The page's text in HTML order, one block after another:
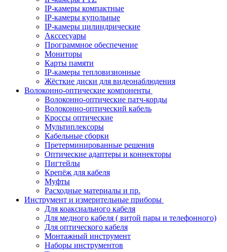
IP-камеры компактные
IP-камеры купольные
IP-камеры цилиндрические
Акссесуары
Программное обеспечение
Мониторы
Карты памяти
IP-камеры тепловизионные
Жёсткие диски для видеонаблюдения
Волоконно-оптические компоненты
Волоконно-оптические патч-корды
Волоконно-оптический кабель
Кроссы оптические
Мультиплексоры
Кабельные сборки
Претерминированные решения
Оптические адаптеры и коннекторы
Пигтейлы
Крепёж для кабеля
Муфты
Расходные материалы и пр.
Инструмент и измерительные приборы
Для коаксиального кабеля
Для медного кабеля ( витой пары и телефонного)
Для оптического кабеля
Монтажный инструмент
Наборы инструментов